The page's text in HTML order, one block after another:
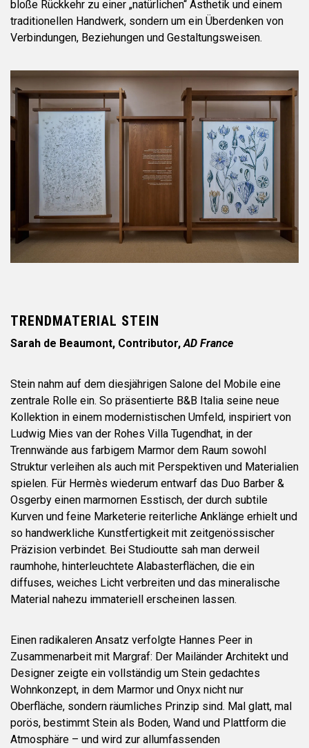
bloße Rückkehr zu einer „natürlichen“ Ästhetik und einem
traditionellen Handwerk, sondern um ein Überdenken von
Verbindungen, Beziehungen und Gestaltungsweisen.
TRENDMATERIAL STEIN
Sarah de Beaumont, Contributor,AD France
Stein nahm auf dem diesjährigen Salone del Mobile eine
zentrale Rolle ein. So präsentierte B&B Italia seine neue
Kollektion in einem modernistischen Umfeld, inspiriert von
Ludwig Mies van der Rohes Villa Tugendhat, in der
Trennwände aus farbigem Marmor dem Raum sowohl
Struktur verleihen als auch mit Perspektiven und Materialien
spielen. Für Hermès wiederum entwarf das Duo Barber &
Osgerby einen marmornen Esstisch, der durch subtile
Kurven und feine Marketerie reiterliche Anklänge erhielt und
so handwerkliche Kunstfertigkeit mit zeitgenössischer
Präzision verbindet. Bei Studioutte sah man derweil
raumhohe, hinterleuchtete Alabasterflächen, die ein
diffuses, weiches Licht verbreiten und das mineralische
Material nahezu immateriell erscheinen lassen.
Einen radikaleren Ansatz verfolgte Hannes Peer in
Zusammenarbeit mit Margraf: Der Mailänder Architekt und
Designer zeigte ein vollständig um Stein gedachtes
Wohnkonzept, in dem Marmor und Onyx nicht nur
Oberfläche, sondern räumliches Prinzip sind. Mal glatt, mal
porös, bestimmt Stein als Boden, Wand und Plattform die
Atmosphäre – und wird zur allumfassenden